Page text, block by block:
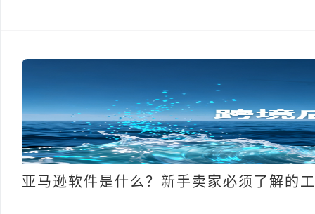
亚马逊软件是什么？新手卖家必须了解的